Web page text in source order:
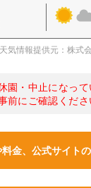
天気情報提供元：株式
園・中止になって
にご確認くださ
金、公式サイト